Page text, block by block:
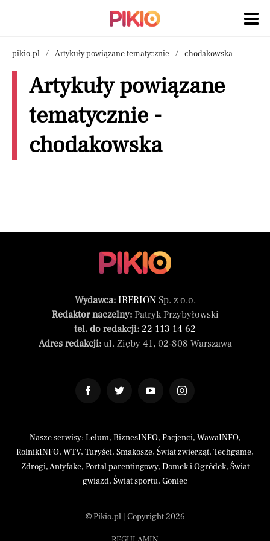
pikio.pl Artykuły powiązane tematycznie chodakowska
Artykuły powiązane
tematycznie -
chodakowska
Wydawca: IBERIONSp. z o.o.
Redaktor naczelny:Patryk Przybyłowski
tel. do redakcji: 22 113 14 62
Adres redakcji:ul. Zięby 41, 02-808 Warszawa
Nasze serwisy: Lelum, BiznesINFO, Pacjenci, WawaINFO,
RolnikINFO, WTV, Turyści, Smakosze, Świat zwierząt, Techgame,
Zdrogi,Antyfake, Portal parentingowy, Domek i Ogródek, Świat
gwiazd, Świat sportu, Goniec
© Pikio.pl | Copyright 2026